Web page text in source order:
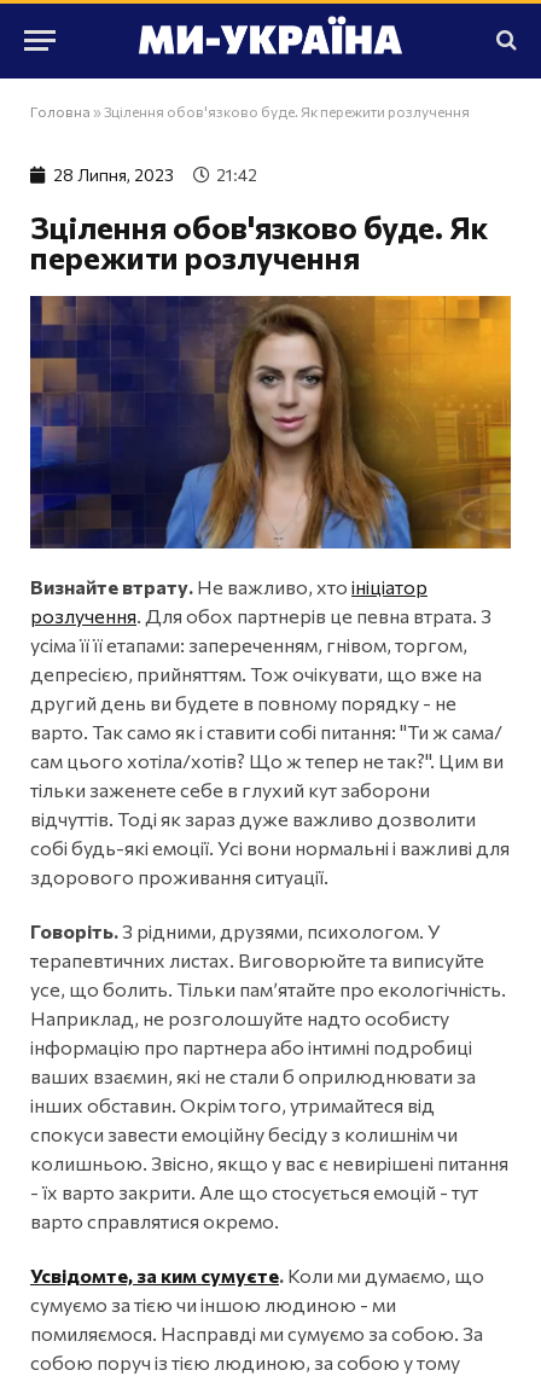
Головна » Зцілення обов'язково буде. Як пережити розлучення
28 Липня, 2023 21:42
Зцілення обов'язково буде. Як
пережити розлучення
Визнайте втрату. Не важливо, хто ініціатор
розлучення . Для обох партнерів це певна втрата. З
усіма її її етапами: запереченням, гнівом, торгом,
депресією, прийняттям. Тож очікувати, що вже на
другий день ви будете в повному порядку - не
варто. Так само як і ставити собі питання: "Ти ж сама/
сам цього хотіла/хотів? Що ж тепер не так?". Цим ви
тільки заженете себе в глухий кут заборони
відчуттів. Тоді як зараз дуже важливо дозволити
собі будь-які емоції. Усі вони нормальні і важливі для
здорового проживання ситуації.
Говоріть. З рідними, друзями, психологом. У
терапевтичних листах. Виговорюйте та виписуйте
усе, що болить. Тільки памʼятайте про екологічність.
Наприклад, не розголошуйте надто особисту
інформацію про партнера або інтимні подробиці
ваших взаємин, які не стали б оприлюднювати за
інших обставин. Окрім того, утримайтеся від
спокуси завести емоційну бесіду з колишнім чи
колишньою. Звісно, якщо у вас є невирішені питання
- їх варто закрити. Але що стосується емоцій - тут
варто справлятися окремо.
Усвідомте, за ким сумуєте. Коли ми думаємо, що
сумуємо за тією чи іншою людиною - ми
помиляємося. Насправді ми сумуємо за собою. За
собою поруч із тією людиною, за собою у тому